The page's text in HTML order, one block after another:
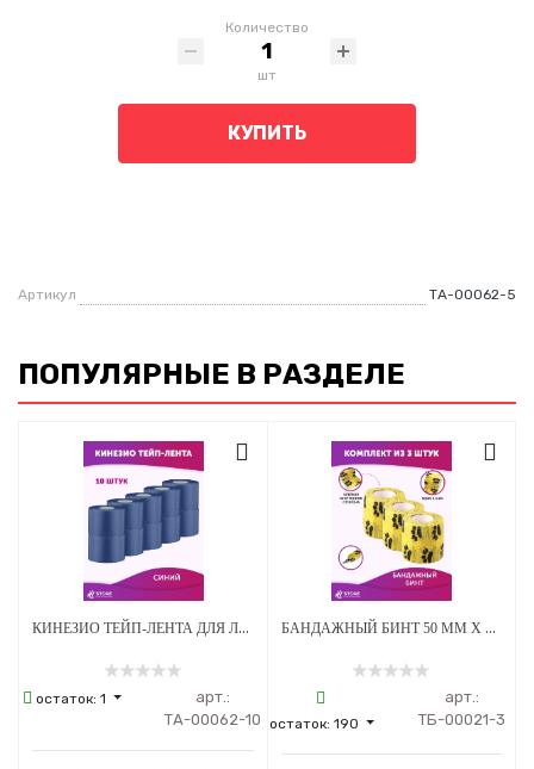
Количество
шт
КУПИТЬ
Артикул ТА-00062-5
ПОПУЛЯРНЫЕ В РАЗДЕЛЕ
КИНЕЗИО ТЕЙП-ЛЕНТА ДЛЯ ЛИЦА И ТЕЛА 5 СМ Х 5М СИНИЙ - 10 ШТ
остаток:1
арт.:
ТА-00062-10
БАНДАЖНЫЙ БИНТ 50 ММ Х 4.5 М ЖЕЛТЫЙ С ЛАПКАМИ - 3 ШТ
остаток: 190
арт.:
ТБ-00021-3